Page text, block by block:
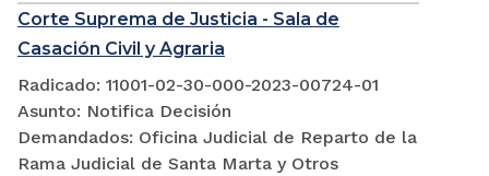
Corte Suprema de Justicia - Sala de
Casación Civil y Agraria
Radicado: 11001-02-30-000-2023-00724-01
Asunto: Notifica Decisión
Demandados: Oficina Judicial de Reparto de la
Rama Judicial de Santa Marta y Otros